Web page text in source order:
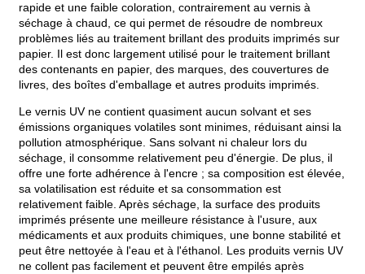
rapide et une faible coloration, contrairement au vernis à
séchage à chaud, ce qui permet de résoudre de nombreux
problèmes liés au traitement brillant des produits imprimés sur
papier. Il est donc largement utilisé pour le traitement brillant
des contenants en papier, des marques, des couvertures de
livres, des boîtes d'emballage et autres produits imprimés.
Le vernis UV ne contient quasiment aucun solvant et ses
émissions organiques volatiles sont minimes, réduisant ainsi la
pollution atmosphérique. Sans solvant ni chaleur lors du
séchage, il consomme relativement peu d'énergie. De plus, il
offre une forte adhérence à l'encre ; sa composition est élevée,
sa volatilisation est réduite et sa consommation est
relativement faible. Après séchage, la surface des produits
imprimés présente une meilleure résistance à l'usure, aux
médicaments et aux produits chimiques, une bonne stabilité et
peut être nettoyée à l'eau et à l'éthanol. Les produits vernis UV
ne collent pas facilement et peuvent être empilés après